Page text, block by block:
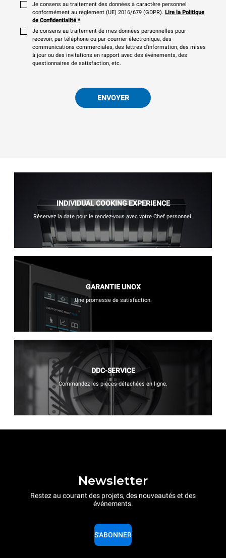
Je consens au traitement des données à caractère personnel
conformément au règlement (UE) 2016/679 (GDPR). Lire la Politique
de Confidentialité *
Je consens au traitement de mes données personnelles pour
recevoir, par téléphone ou par courrier électronique, des
communications commerciales, des lettres d'information, des mises
à jour ou des invitations en rapport avec des événements, des
questionnaires de satisfaction, etc.
ENVOYER
INDIVIDUAL COOKING EXPERIENCE
Réservez la date pour le rendez-vous avec votre Chef personnel.
GARANTIE UNOX
Une promesse de satisfaction.
DDC-SERVICE
Commandez les pièces-détachées en ligne.
Newsletter
Restez au courant des projets, des nouveautés et des
événements.
S'ABONNER